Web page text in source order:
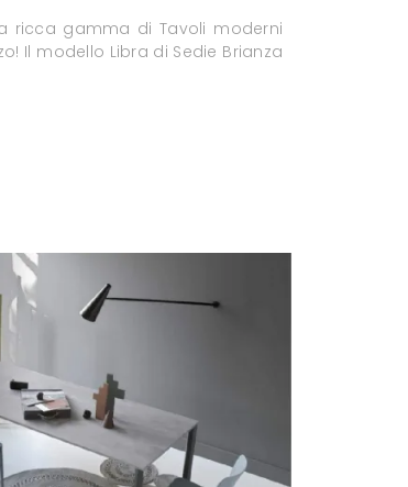
ricca gamma di Tavoli moderni
Il modello Libra di Sedie Brianza